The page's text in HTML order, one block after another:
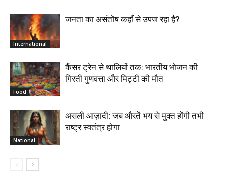
International
जनता का असंतोष कहाँ से उपज रहा है?
Food
कैंसर ट्रेन से थालियों तक: भारतीय भोजन की
गिरती गुणवत्ता और मिट्टी की मौत
National
असली आज़ादी: जब औरतें भय से मुक्त होंगी तभी
राष्ट्र स्वतंत्र होगा